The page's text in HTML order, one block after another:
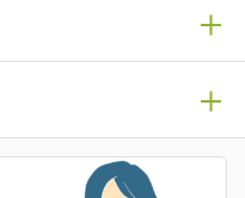
る！
Webメディア
イン